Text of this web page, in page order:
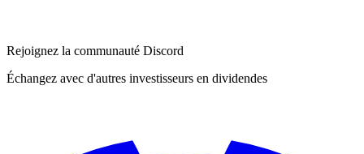
Rejoignez la communauté Discord
Échangez avec d'autres investisseurs en dividendes